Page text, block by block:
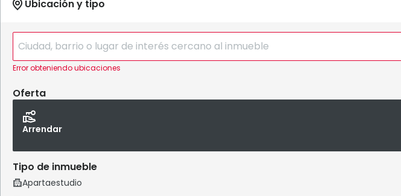
Error obteniendo ubicaciones
Oferta
Arrendar
Tipo de inmueble